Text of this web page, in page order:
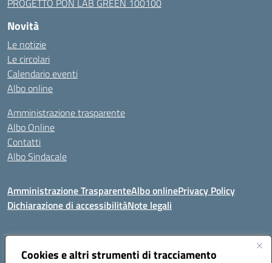
Cookies e altri strumenti di tracciamento
PROGETTO PON LAB GREEN 100100
Novità
Le notizie
Le circolari
Calendario eventi
Albo online
Amministrazione trasparente
Albo Online
Contatti
Albo Sindacale
Amministrazione TrasparenteAlbo onlinePrivacy Policy
Dichiarazione di accessibilitàNote legali
Indirizzo:Via De Martis s.n.c. 07029 Tempio Pausania (OT)